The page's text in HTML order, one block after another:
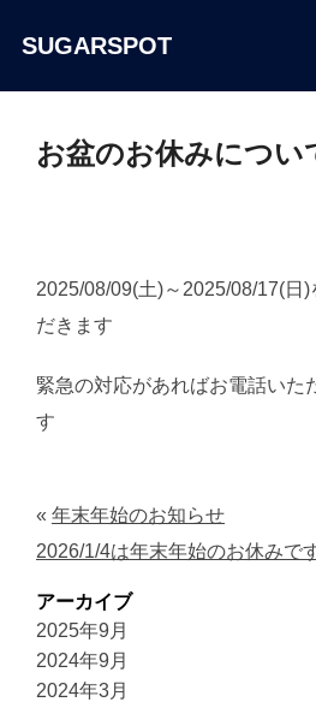
SUGARSPOT
お盆のお休みについ
2025/08/09(土)～2025/08/17(日
だきます
緊急の対応があればお電話いた
す
« 年末年始のお知らせ
2026/1/4は年末年始のお休みで
アーカイブ
2025年9月
2024年9月
2024年3月